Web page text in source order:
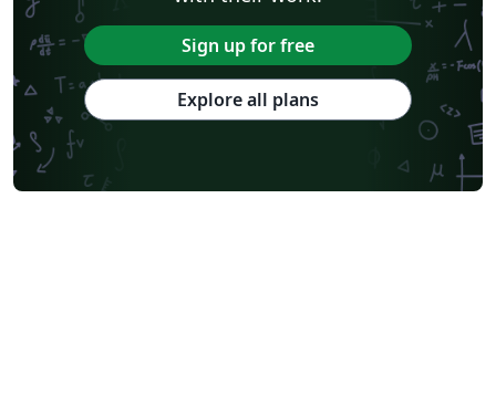
Sign up for free
Explore all plans